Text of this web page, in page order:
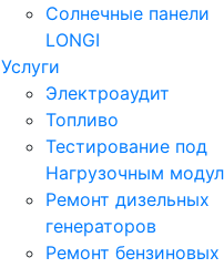
Солнечные панели
LONGI
Услуги
Электроаудит
Топливо
Тестирование под
Нагрузочным
Ремонт дизельных
генераторов
Ремонт бензиновых